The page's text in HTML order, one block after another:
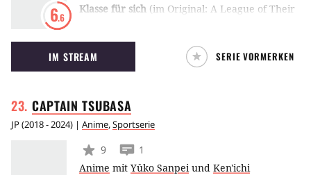
6.6
Klasse für sich (im Original: A League of Their
gleichnamigen Films aus dem Jahr 1992. Die
Serie von Amazon Prime Video folgt den
Geschichten der Teammitglieder einer
1940er Jahren um ihren Fortbestand kämpfen
muss.
IM STREAM SERIE VORMERKEN
CAPTAINTSUBASA
JP(2018 - 2024) | Anime,Sportserie
9
1
Anime mit Yûko Sanpei und Ken'ichi